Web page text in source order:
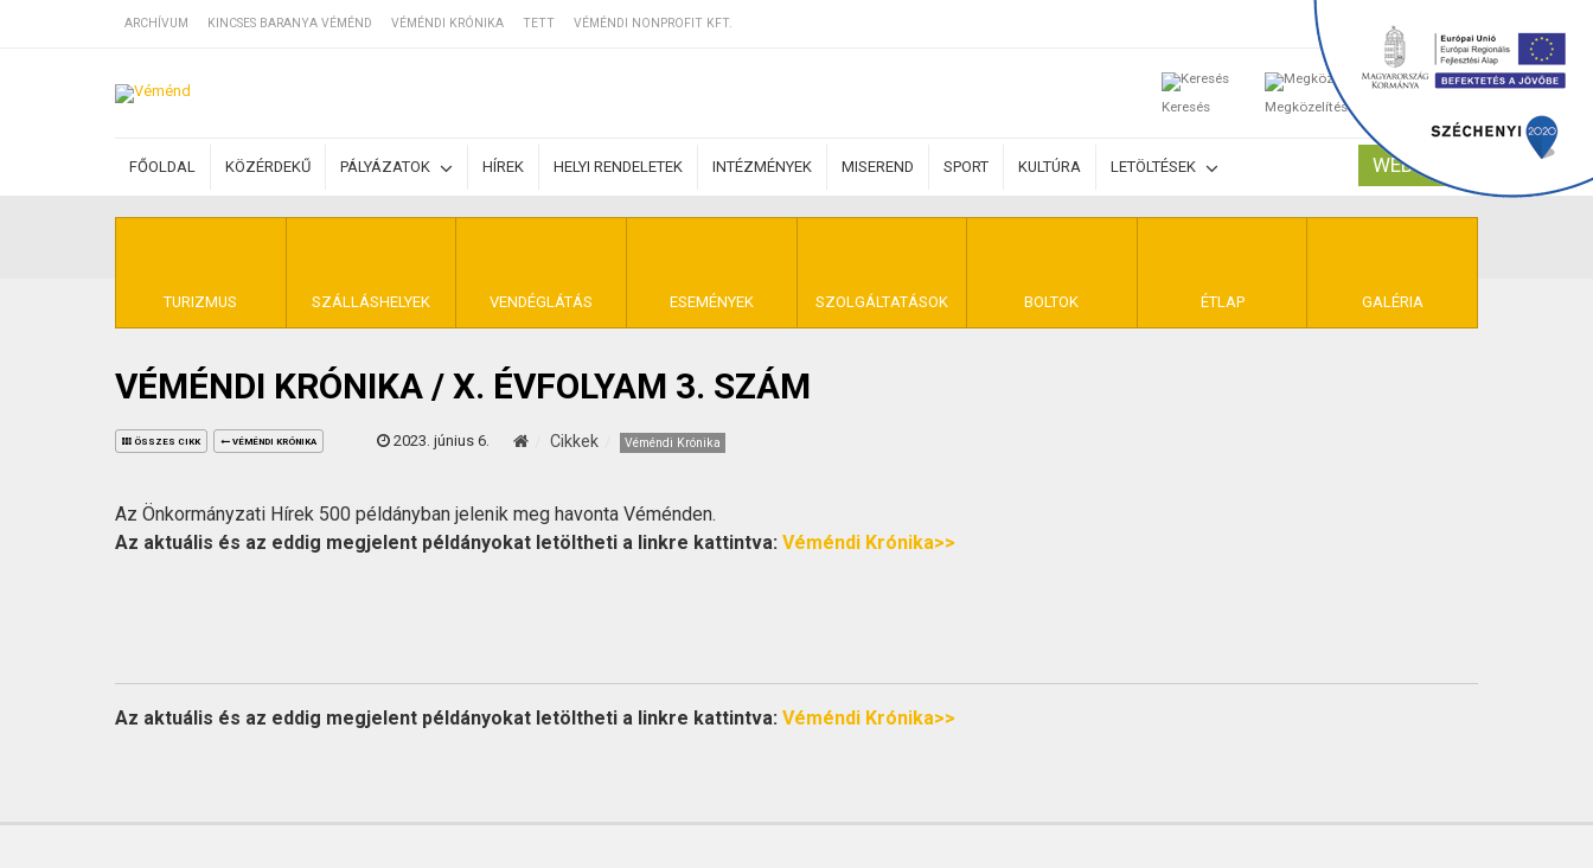
ARCHÍVUM KINCSES BARANYA VÉMÉND VÉMÉNDI KRÓNIKA TETT VÉMÉNDI NONPROFIT KFT.
Keresés Megközelítés
0
FŐOLDAL KÖZÉRDEKŰ PÁLYÁZATOK HÍREK HELYI RENDELETEK INTÉZMÉNYEK MISEREND SPORT KULTÚRA LETÖLTÉSEK WEBSHOP
TURIZMUS SZÁLLÁSHELYEK VENDÉGLÁTÁS ESEMÉNYEK SZOLGÁLTATÁSOK BOLTOK ÉTLAP GALÉRIA
SZÁLLÁSOK
BEJEGYZÉSEK
ÁLTALÁNOS SZERZŐDÉSI FELTÉTELEK
KINCSES BARANYA VÉMÉND
KAPCSOLAT
VÉMÉNDI KRÓNIKA / X. ÉVFOLYAM 3. SZÁM
ÖSSZES CIKK VÉMÉNDI KRÓNIKA 2023. június 6. Cikkek Véméndi Krónika
Az Önkormányzati Hírek 500 példányban jelenik meg havonta Véménden.
Az aktuális és az eddig megjelent példányokat letöltheti a linkre kattintva: Véméndi Krónika>>
Az aktuális és az eddig megjelent példányokat letöltheti a linkre kattintva: Véméndi Krónika>>